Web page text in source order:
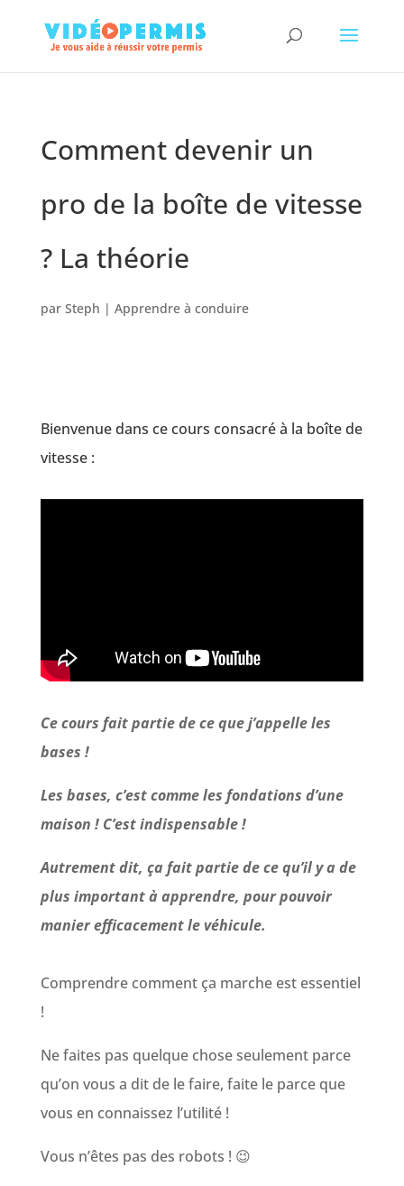
Comment devenir un
pro de la boîte de vitesse
? La théorie
par Steph | Apprendre à conduire
Bienvenue dans ce cours consacré à la boîte de
vitesse :
Ce cours fait partie de ce que j’appelle les
bases !
Les bases, c’est comme les fondations d’une
maison ! C’est indispensable !
Autrement dit, ça fait partie de ce qu’il y a de
plus important à apprendre, pour pouvoir
manier efficacement le véhicule.
Comprendre comment ça marche est essentiel
!
Ne faites pas quelque chose seulement parce
qu’on vous a dit de le faire, faite le parce que
vous en connaissez l’utilité !
Vous n’êtes pas des robots ! 😉